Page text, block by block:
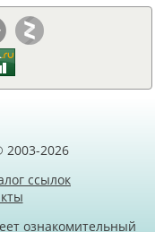
2003-2026
ссылок
ознакомительный